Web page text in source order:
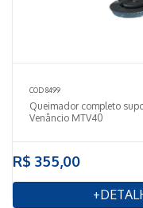
COD 8499
Queimador completo
Venâncio MTV40
R$ 355,00